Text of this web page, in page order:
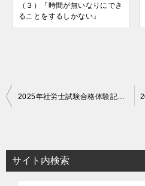
（３）『時間が無いなりにでき
ることをするしかない』
投
ビ
ゲ
サイト内検索